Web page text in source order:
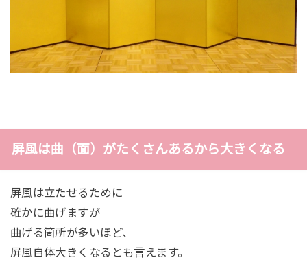
屏風は曲（面）がたくさんあるから大きくなる
屏風は立たせるために
確かに曲げますが
曲げる箇所が多いほど、
屏風自体大きくなるとも言えます。